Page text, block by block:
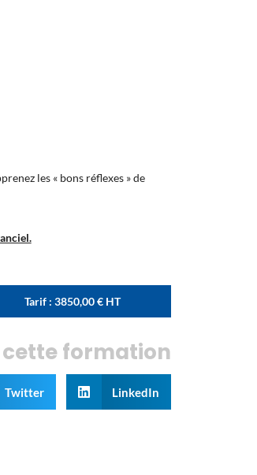
les « bons réflexes » de
Tarif : 3850,00€HT
formation
Twitter LinkedIn